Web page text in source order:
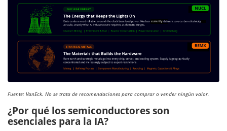
Fuente: VanEck. No se trata de recomendaciones para comprar o vender ningún valor.
¿Por qué los semiconductores son
esenciales para la IA?